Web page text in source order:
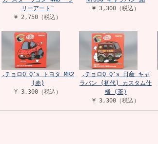
リーアート"
¥ 2,750（税込）
¥ 3,300（税込）
,チョロQ Q's トヨタ MR2
(赤)
¥ 3,300（税込）
,チョロQ Q's 日産 キャ
ラバン (初代) カスタム仕
様 (茶)
¥ 3,300（税込）